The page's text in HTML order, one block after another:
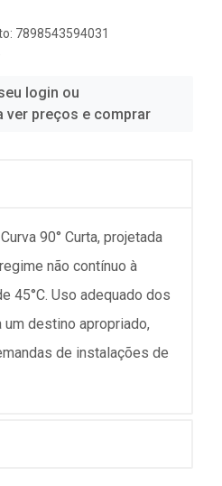
7898543594031
login ou
ver preços e comprar
90° Curta, projetada
não contínuo à
45°C. Uso adequado dos
destino apropriado,
de instalações de